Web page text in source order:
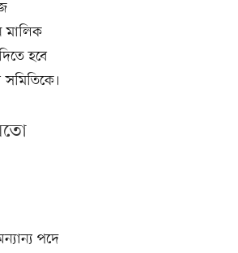
মালিক
হবে
পদে